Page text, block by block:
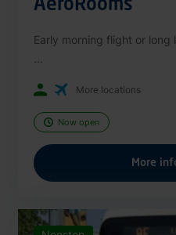
AeroRooms
Early morning flight or
More locations
Now open
More